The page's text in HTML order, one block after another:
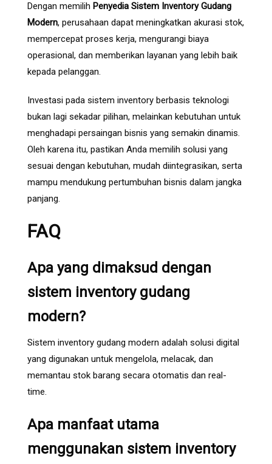
Dengan memilih Penyedia Sistem Inventory Gudang
Modern, perusahaan dapat meningkatkan akurasi stok,
mempercepat proses kerja, mengurangi biaya
operasional, dan memberikan layanan yang lebih baik
kepada pelanggan.
Investasi pada sistem inventory berbasis teknologi
bukan lagi sekadar pilihan, melainkan kebutuhan untuk
menghadapi persaingan bisnis yang semakin dinamis.
Oleh karena itu, pastikan Anda memilih solusi yang
sesuai dengan kebutuhan, mudah diintegrasikan, serta
mampu mendukung pertumbuhan bisnis dalam jangka
panjang.
FAQ
Apa yang dimaksud dengan
sistem inventory gudang
modern?
Sistem inventory gudang modern adalah solusi digital
yang digunakan untuk mengelola, melacak, dan
memantau stok barang secara otomatis dan real-
time.
Apa manfaat utama
menggunakan sistem inventory